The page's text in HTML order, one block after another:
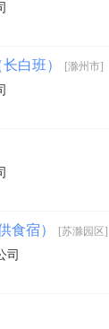
白班） [滁州市]
食宿） [苏滁园区]
司